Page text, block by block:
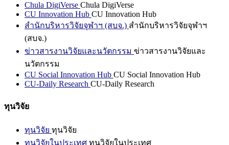
Chula DigiVerse Chula DigiVerse
CU Innovation Hub CU Innovation Hub
สำนักบริหารวิจัยจุฬาฯ (สบจ.) สำนักบริหารวิจัยจุฬาฯ
(สบจ.)
ข่าวสารงานวิจัยและนวัตกรรม ข่าวสารงานวิจัยและ
นวัตกรรม
CU Social Innovation Hub CU Social Innovation Hub
CU-Daily Research CU-Daily Research
ทุนวิจัย
ทุนวิจัย ทุนวิจัย
ทุนวิจัยในประเทศ ทุนวิจัยในประเทศ